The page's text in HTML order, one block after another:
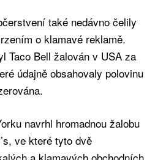
také nedávno čelily
o klamavé reklamě.
Taco Bell žalován v USA za
údajně obsahovaly polovinu
navrhl hromadnou žalobu
ve které tyto dvě